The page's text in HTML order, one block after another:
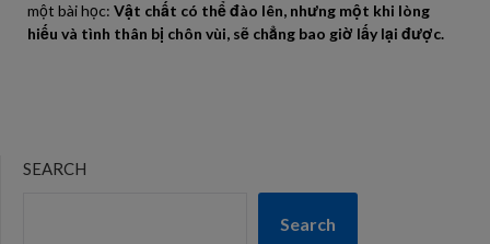
một bài học: Vật chất có thể đào lên, nhưng một khi lòng
hiếu và tình thân bị chôn vùi, sẽ chẳng bao giờ lấy lại được.
SEARCH
Search